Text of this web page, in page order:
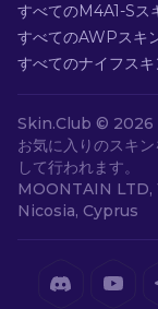
すべてのM4A1-Sス
すべてのAWPスキ
すべてのナイフスキ
Skin.Club © 2026
お気に入りのスキ
して行われます。
MOONTAIN LTD,
Nicosia, Cyprus